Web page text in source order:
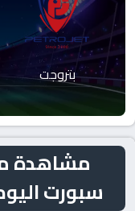
بتروجت
مشاهدة
سبورت اليوم 2026-01-11 بث